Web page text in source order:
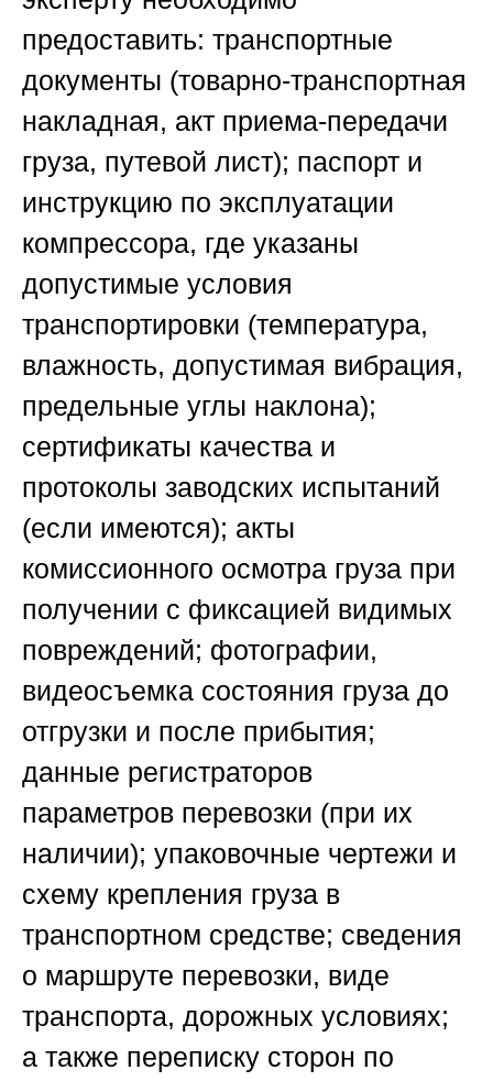
предоставить: транспортные
документы (товарно-транспортная
накладная, акт приема-передачи
груза, путевой лист); паспорт и
инструкцию по эксплуатации
компрессора, где указаны
допустимые условия
транспортировки (температура,
влажность, допустимая вибрация,
предельные углы наклона);
сертификаты качества и
протоколы заводских испытаний
(если имеются); акты
комиссионного осмотра груза при
получении с фиксацией видимых
повреждений; фотографии,
видеосъемка состояния груза до
отгрузки и после прибытия;
данные регистраторов
параметров перевозки (при их
наличии); упаковочные чертежи и
схему крепления груза в
транспортном средстве; сведения
о маршруте перевозки, виде
транспорта, дорожных условиях;
а также переписку сторон по